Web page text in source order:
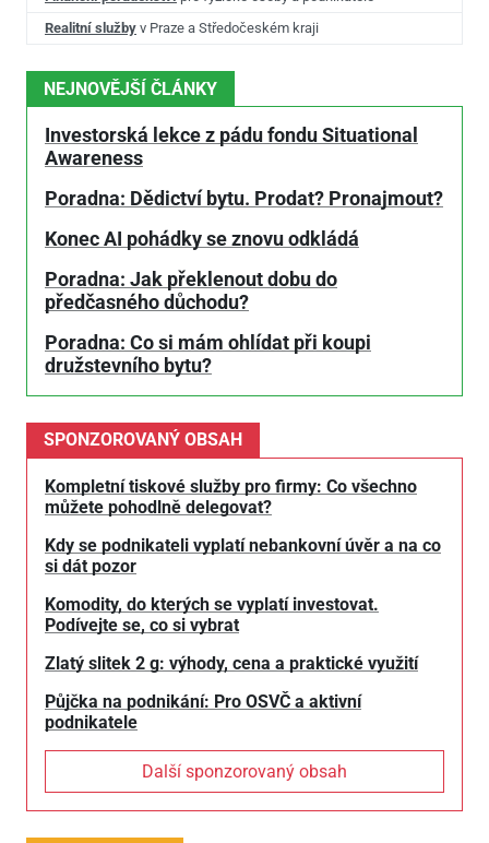
Realitní služby v Praze a Středočeském kraji
NEJNOVĚJŠÍ ČLÁNKY
Investorská lekce z pádu fondu Situational
Awareness
Poradna: Dědictví bytu. Prodat? Pronajmout?
Konec AI pohádky se znovu odkládá
Poradna: Jak překlenout dobu do
předčasného důchodu?
Poradna: Co si mám ohlídat při koupi
družstevního bytu?
SPONZOROVANÝ OBSAH
Kompletní tiskové služby pro firmy: Co všechno
můžete pohodlně delegovat?
Kdy se podnikateli vyplatí nebankovní úvěr a na co
si dát pozor
Komodity, do kterých se vyplatí investovat.
Podívejte se, co si vybrat
Zlatý slitek 2 g: výhody, cena a praktické využití
Půjčka na podnikání: Pro OSVČ a aktivní
podnikatele
Další sponzorovaný obsah